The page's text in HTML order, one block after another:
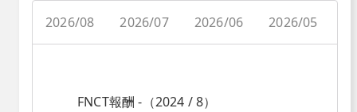
2026/08 2026/07 2026/06 2026/05
FNCT報酬 -（2024 / 8）